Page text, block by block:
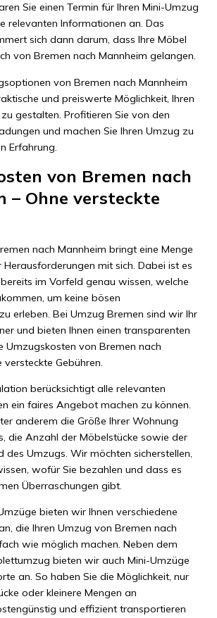
Sie einen Termin für Ihren Mini-Umzug
relevanten Informationen an. Das
sich dann darum, dass Ihre Möbel
von Bremen nach Mannheim gelangen.
von Bremen nach Mannheim
und preiswerte Möglichkeit, Ihren
gestalten. Profitieren Sie von den
und machen Sie Ihren Umzug zu
Erfahrung.
von Bremen nach
– Ohne versteckte
nach Mannheim bringt eine Menge
mit sich. Dabei ist es
im Vorfeld genau wissen, welche
um keine bösen
erleben. Bei Umzug Bremen sind wir Ihr
und bieten Ihnen einen transparenten
Umzugskosten von Bremen nach
versteckte Gebühren.
berücksichtigt alle relevanten
ein faires Angebot machen zu können.
anderem die Größe Ihrer Wohnung
die Anzahl der Möbelstücke sowie der
des Umzugs. Wir möchten sicherstellen,
wofür Sie bezahlen und dass es
Überraschungen gibt.
bieten wir Ihnen verschiedene
die Ihren Umzug von Bremen nach
wie möglich machen. Neben dem
bieten wir auch Mini-Umzüge
an. So haben Sie die Möglichkeit, nur
oder kleinere Mengen an
und effizient transportieren